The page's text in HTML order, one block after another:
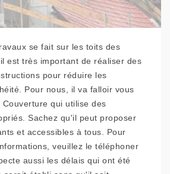
se fait sur les toits des
est très important de réaliser des
pour réduire les
Pour nous, il va falloir vous
qui utilise des
Sachez qu'il peut proposer
et accessibles à tous. Pour
veuillez le téléphoner
aussi les délais qui ont été